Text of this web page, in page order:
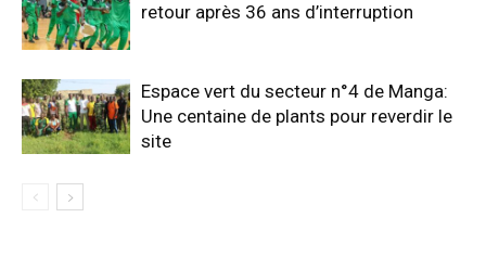
retour après 36 ans d’interruption
Espace vert du secteur n°4 de Manga:
Une centaine de plants pour reverdir le
site